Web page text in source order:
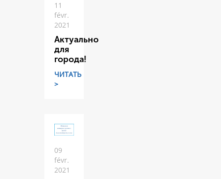
11
févr.
2021
Актуально
для
города!
ЧИТАТЬ
>
09
févr.
2021